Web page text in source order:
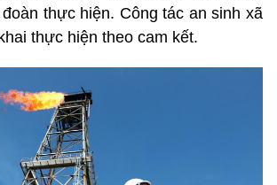
thực hiện. Công tác an sinh xã
thực hiện theo cam kết.